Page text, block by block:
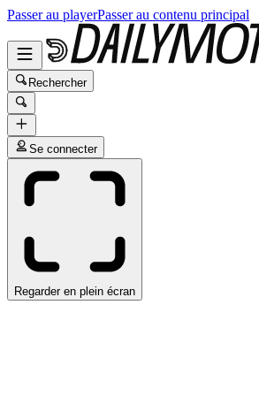
Passer au playerPasser au contenu principal
Rechercher
Se connecter
Regarder en plein écran